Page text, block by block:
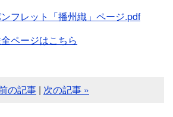
フレット「播州織」ページ.pdf
ページはこちら
の記事 | 次の記事 »